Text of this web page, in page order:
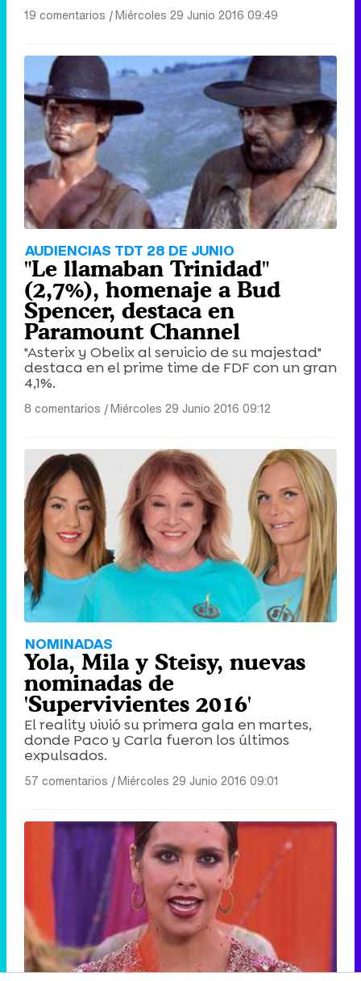
19 comentarios |Miércoles 29 Junio 2016 09:49
AUDIENCIAS TDT 28 DE JUNIO
"Le llamaban Trinidad"
(2,7%), homenaje a Bud
Spencer, destaca en
Paramount Channel
"Asterix y Obelix al servicio de su majestad"
destaca en el prime time de FDF con un gran
4,1%.
8 comentarios |Miércoles 29 Junio 2016 09:12
NOMINADAS
Yola, Mila y Steisy, nuevas
nominadas de
'Supervivientes 2016'
El reality vivió su primera gala en martes,
donde Paco y Carla fueron los últimos
expulsados.
57 comentarios |Miércoles 29 Junio 2016 09:01